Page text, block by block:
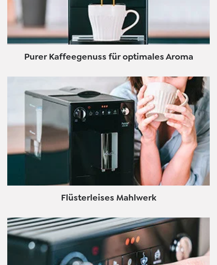
Purer Kaffeegenuss für optimales Aroma
Flüsterleises Mahlwerk